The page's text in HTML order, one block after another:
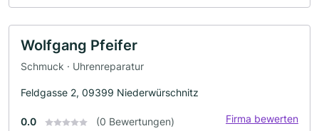
Wolfgang Pfeifer
Schmuck · Uhrenreparatur
Feldgasse 2, 09399 Niederwürschnitz
0.0 (0 Bewertungen) Firma bewerten